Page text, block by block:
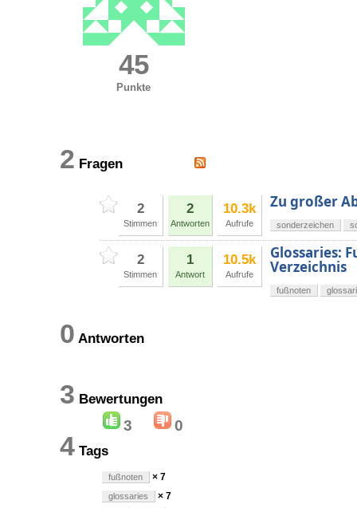
45
Punkte
2 Fragen
2
Stimmen
2
Antworten
10.3k
Aufrufe
Zu großer
sonderzeichen
2
Stimmen
1
Antwort
10.5k
Aufrufe
Glossaries:
Verzeichnis
fußnoten
0 Antworten
3 Bewertungen
3 0
4 Tags
fußnoten × 7
glossaries × 7